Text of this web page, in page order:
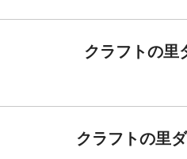
クラフトの里
クラフトの里